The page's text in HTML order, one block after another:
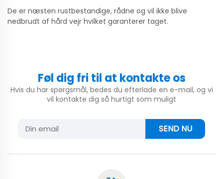
De er næsten rustbestandige, rådne og vil ikke blive
nedbrudt af hård vejr hvilket garanterer taget.
Føl dig fri til at kontakte os
Hvis du har spørgsmål, bedes du efterlade en e-mail, og vi
vil kontakte dig så hurtigt som muligt
SEND NU